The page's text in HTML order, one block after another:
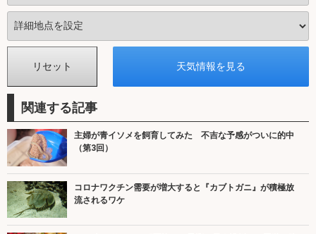
関連する記事
主婦が青イソメを飼育してみた 不吉な予感がついに的中
（第3回）
コロナワクチン需要が増大すると『カブトガニ』が積極放
流されるワケ